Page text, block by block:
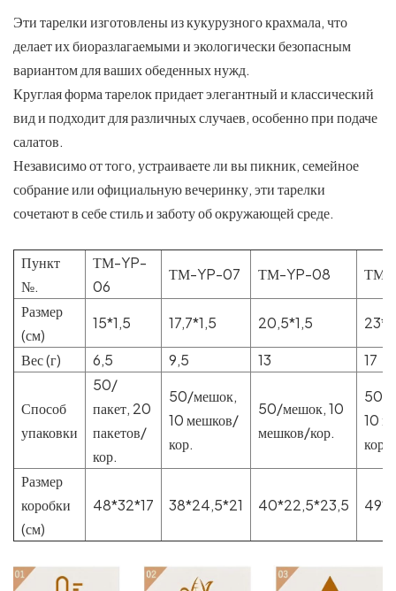
Эти тарелки изготовлены из кукурузного крахмала, что
делает их биоразлагаемыми и экологически безопасным
вариантом для ваших обеденных нужд.
Круглая форма тарелок придает элегантный и классический
вид и подходит для различных случаев, особенно при подаче
салатов.
Независимо от того, устраиваете ли вы пикник, семейное
собрание или официальную вечеринку, эти тарелки
сочетают в себе стиль и заботу об окружающей среде.
Пункт
№.
ТМ-YP-
06
ТМ-YP-07 ТМ-YP-08
ТМ-
Размер
(см)
15*1,5 17,7*1,5 20,5*1,5
Вес (г)
6,5 9,5 13 17
Способ
упаковки
50/
пакет, 20
пакетов/
кор.
50/мешок,
10 мешков/
кор.
50/мешок, 10
мешков/кор.
50/
10
кор.
Размер
коробки
(см)
48*32*17 38*24,5*21 40*22,5*23,5